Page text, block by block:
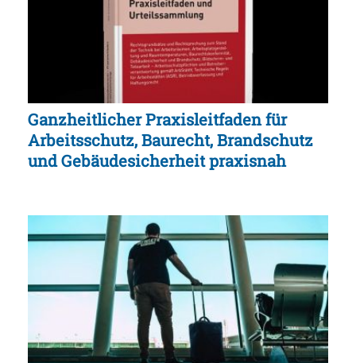
Ganzheitlicher Praxisleitfaden für
Arbeitsschutz, Baurecht, Brandschutz
und Gebäudesicherheit praxisnah